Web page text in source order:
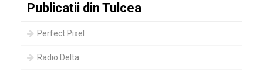
Publicatii din Tulcea
Perfect Pixel
Radio Delta